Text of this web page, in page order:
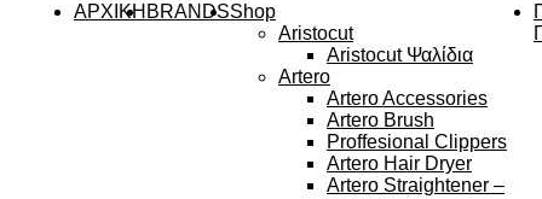
ΑΡΧΙΚΗ BRANDSShop
Aristocut
Aristocut Ψαλίδια
Artero
Artero Accessories
Artero Brush
Proffesional Clippers
Artero Hair Dryer
Artero Straightener –